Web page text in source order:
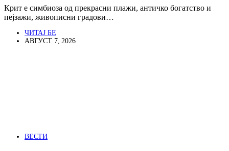
Крит е симбиоза од прекрасни плажи, античко богатство и
пејзажи, живописни градови…
ЧИТАЈ БЕ
АВГУСТ 7, 2026
ВЕСТИ